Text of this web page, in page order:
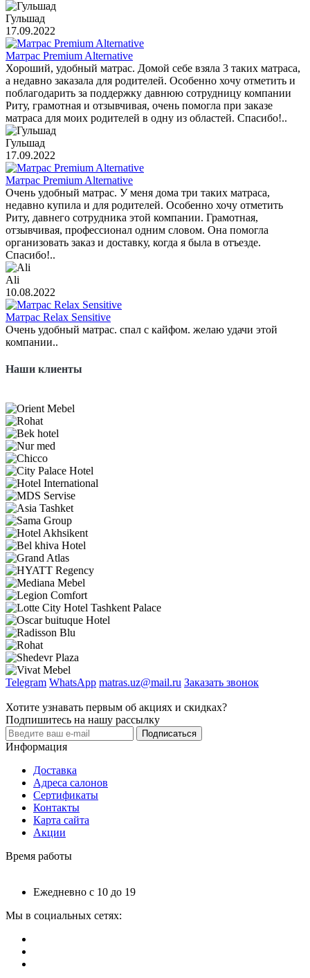
Гульшад
17.09.2022
Матрас Premium Alternative
Хороший, удобный матрас. Домой себе взяла 3 таких матраса,
а недавно заказала для родителей. Особенно хочу отметить и
поблагодарить за поддержку давнюю сотрудницу компании
Риту, грамотная и отзывчивая, очень помогла при заказе
матраса для моих родителей в одну из областей. Спасибо!..
Гульшад
17.09.2022
Матрас Premium Alternative
Очень удобный матрас. У меня дома три таких матраса,
недавно купила и для родителей. Особенно хочу отметить
Риту, давнего сотрудника этой компании. Грамотная,
отзывчивая, профессионал одним словом. Она помогла
организовать заказ и доставку, когда я была в отъезде.
Спасибо!..
Ali
10.08.2022
Матрас Relax Sensitive
Очень удобный матрас. спал с кайфом. желаю удачи этой
компании..
Наши клиенты
Telegram WhatsApp matras.uz@mail.ru Заказать звонок
Хотите узнавать первым об акциях и скидках?
Подпишитесь на нашу рассылку
Подписаться
Информация
Доставка
Адреса салонов
Сертификаты
Контакты
Карта сайта
Акции
Время работы
Ежедневно с 10 до 19
Мы в социальных сетях: